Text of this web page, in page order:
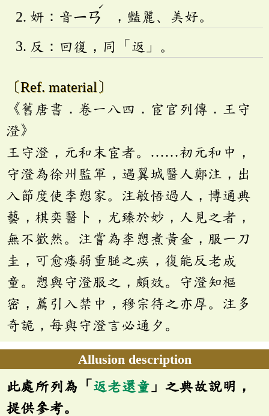
妍：音ㄧㄢ
ˊ
，豔麗、美好。
反：回復，同「返」。
〔Ref. material〕
《舊唐書．卷一八四．宦官列傳．王守
澄》
王守澄，元和末宦者。……初元和中，
守澄為徐州監軍，遇翼城醫人鄭注，出
入節度使李愬家。注敏悟過人，博通典
藝，棋奕醫卜，尤臻於妙，人見之者，
無不歡然。注嘗為李愬煮黃金，服一刀
圭，可愈痿弱重膇之疾，復能反老成
童。愬與守澄服之，頗效。守澄知樞
密，薦引入禁中，穆宗待之亦厚。注多
奇詭，每與守澄言必通夕。
Allusion description
此處所列為「 返老還童 」之典故說明，
提供參考。